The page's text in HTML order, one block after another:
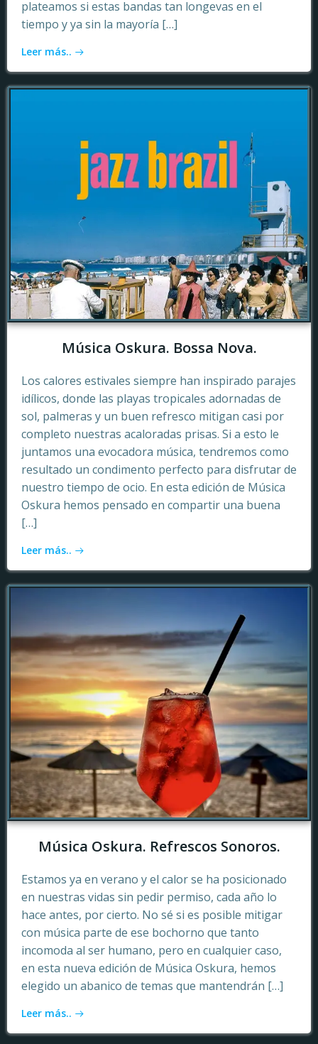
plateamos si estas bandas tan longevas en el
tiempo y ya sin la mayoría […]
Leer más..
Música Oskura. Bossa Nova.
Los calores estivales siempre han inspirado parajes
idílicos, donde las playas tropicales adornadas de
sol, palmeras y un buen refresco mitigan casi por
completo nuestras acaloradas prisas. Si a esto le
juntamos una evocadora música, tendremos como
resultado un condimento perfecto para disfrutar de
nuestro tiempo de ocio. En esta edición de Música
Oskura hemos pensado en compartir una buena
[…]
Leer más..
Música Oskura. Refrescos Sonoros.
Estamos ya en verano y el calor se ha posicionado
en nuestras vidas sin pedir permiso, cada año lo
hace antes, por cierto. No sé si es posible mitigar
con música parte de ese bochorno que tanto
incomoda al ser humano, pero en cualquier caso,
en esta nueva edición de Música Oskura, hemos
elegido un abanico de temas que mantendrán […]
Leer más..